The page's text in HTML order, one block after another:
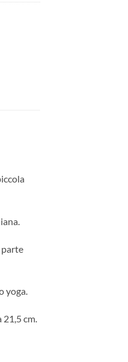
parte
yoga.
21,5 cm.